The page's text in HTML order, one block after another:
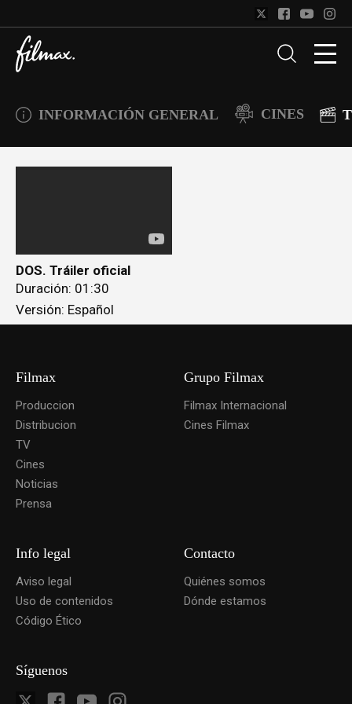
INFORMACIÓN GENERAL CINES
DOS. Tráiler oficial
Duración: 01:30
Versión: Español
Filmax
Produccion
Distribucion
TV
Cines
Noticias
Prensa
Grupo Filmax
Filmax Internacional
Cines Filmax
Info legal
Aviso legal
Uso de contenidos
Código Ético
Contacto
Quiénes somos
Dónde estamos
Síguenos